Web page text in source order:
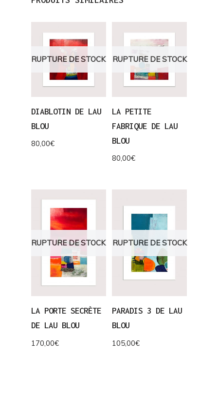
RUPTURE DE STOCK
DIABLOTIN DE LAU
BLOU
80,00€
RUPTURE DE STOCK
LA PETITE
FABRIQUE DE LAU
BLOU
80,00€
RUPTURE DE STOCK
LA PORTE SECRÈTE
DE LAU BLOU
170,00€
RUPTURE DE STOCK
PARADIS 3 DE LAU
BLOU
105,00€